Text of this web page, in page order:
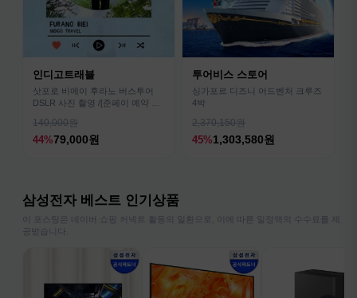
인디고트래블
삿포로 비에이 후라노 버스투어
DSLR 사진 촬영 /[준페이 예약 식
140,000원
44%79,000원
투어비스 스토어
싱가포르 디즈니 어드벤처 크루즈
4박
2,370,150원
45%1,303,580원
삼성전자 베스트 인기상품
이 포스팅은 네이버 쇼핑 커넥트 활동의 일환으로, 이에 따른 일정액의 수수료를 제
공받습니다.